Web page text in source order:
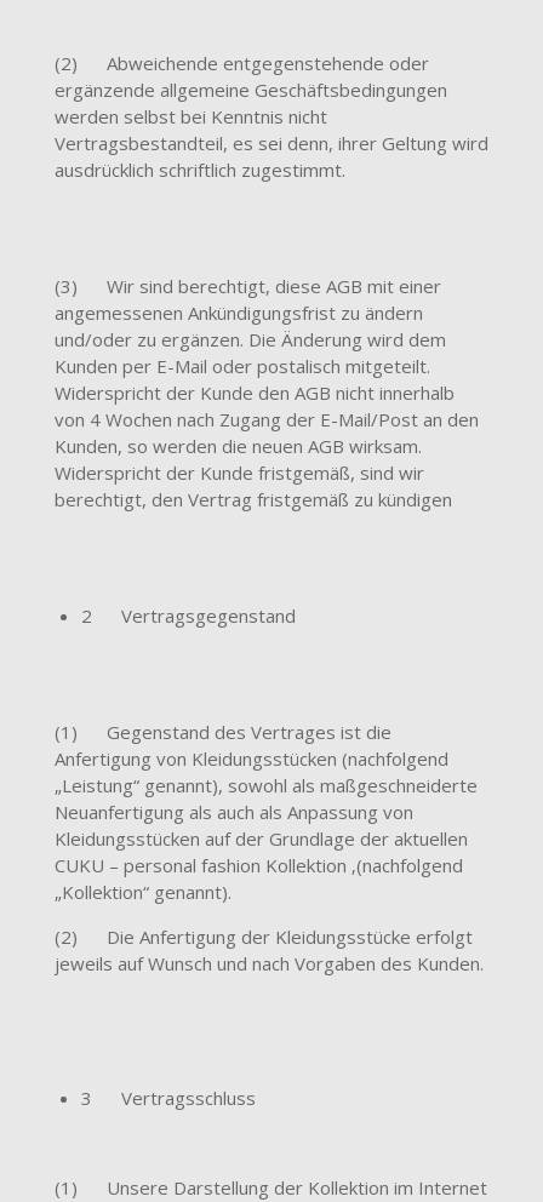
(2) Abweichende entgegenstehende oder
ergänzende allgemeine Geschäftsbedingungen
werden selbst bei Kenntnis nicht
Vertragsbestandteil, es sei denn, ihrer Geltung wird
ausdrücklich schriftlich zugestimmt.
(3) Wir sind berechtigt, diese AGB mit einer
angemessenen Ankündigungsfrist zu ändern
und/oder zu ergänzen. Die Änderung wird dem
Kunden per E-Mail oder postalisch mitgeteilt.
Widerspricht der Kunde den AGB nicht innerhalb
von 4 Wochen nach Zugang der E-Mail/Post an den
Kunden, so werden die neuen AGB wirksam.
Widerspricht der Kunde fristgemäß, sind wir
berechtigt, den Vertrag fristgemäß zu kündigen
2 Vertragsgegenstand
(1) Gegenstand des Vertrages ist die
Anfertigung von Kleidungsstücken (nachfolgend
„Leistung“ genannt), sowohl als maßgeschneiderte
Neuanfertigung als auch als Anpassung von
Kleidungsstücken auf der Grundlage der aktuellen
CUKU – personal fashion Kollektion ‚(nachfolgend
„Kollektion“ genannt).
(2) Die Anfertigung der Kleidungsstücke erfolgt
jeweils auf Wunsch und nach Vorgaben des Kunden.
3 Vertragsschluss
(1) Unsere Darstellung der Kollektion im Internet